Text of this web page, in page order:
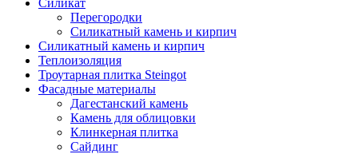
Перегородки
Силикатный камень и кирпич
Силикатный камень и кирпич
Теплоизоляция
Троутарная плитка Steingot
Фасадные материалы
Дагестанский камень
Камень для облицовки
Клинкерная плитка
Сайдинг